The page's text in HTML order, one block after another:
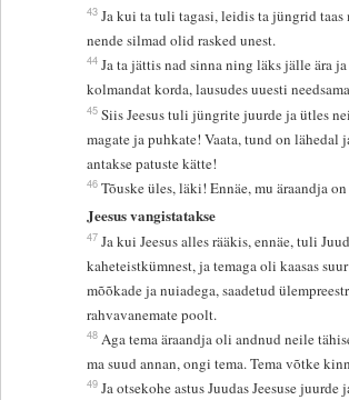
43 Ja kui ta tuli tagasi, leidis ta jüngrid taas
nende silmad olid rasked unest.
44 Ja ta jättis nad sinna ning läks jälle ära
kolmandat korda, lausudes uuesti
45 Siis Jeesus tuli jüngrite juurde ja ütles
magate ja puhkate! Vaata, tund on lähedal
antakse patuste kätte!
46 Tõuske üles, läki! Ennäe, mu äraandja
Jeesus vangistatakse
47 Ja kui Jeesus alles rääkis, ennäe, tuli
kaheteistkümnest, ja temaga oli kaasas
mõõkade ja nuiadega, saadetud
rahvavanemate poolt.
48 Aga tema äraandja oli andnud neile
ma suud annan, ongi tema. Tema võtke
49 Ja otsekohe astus Juudas Jeesuse juurde